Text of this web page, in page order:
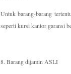
Untuk barang-barang
seperti kursi kantor garansi
8. Barang dijamin ASLI